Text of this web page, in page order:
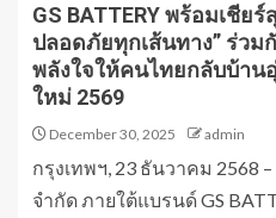
GS BATTERY พร้อมเชีย
ปลอดภัยทุกเส้นทาง” ร่วม
พลังใจให้คนไทยกลับบ้าน
ใหม่ 2569
December 30, 2025 admin
กรุงเทพฯ, 23 ธันวาคม 2568
จำกัด ภายใต้แบรนด์ GS